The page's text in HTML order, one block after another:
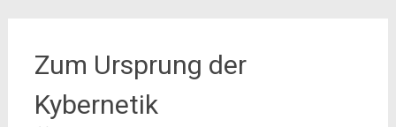
Zum Ursprung der
Kybernetik